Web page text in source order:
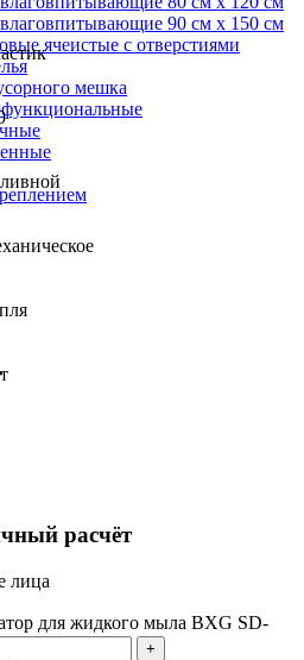
90 см х 150 см
ячеистые с отверстиями
мешка
расчёт
лица
для жидкого мыла BXG SD-